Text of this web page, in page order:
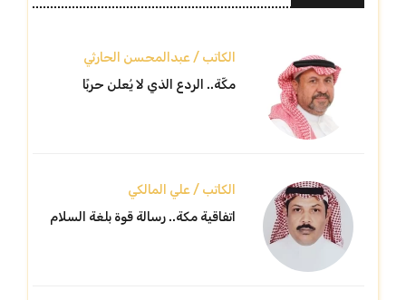
الكاتب / عبدالمحسن الحارثي
مكّة.. الردع الذي لا يُعلن حربًا
الكاتب / علي المالكي
اتفاقية مكة.. رسالة قوة بلغة السلام